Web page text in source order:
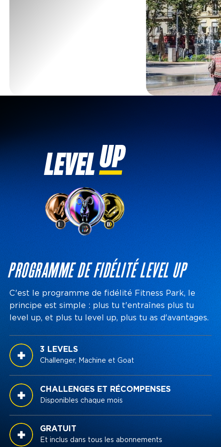
PROGRAMME DE FIDÉLITÉ LEVEL UP
C'est le programme de fidélité Fitness Park, le
principe est simple : plus tu t'entraînes plus tu
level up, et plus tu level up, plus tu as d'avantages.
3 LEVELS
Challenger, Machine et Goat
CHALLENGES ET RÉCOMPENSES
Disponibles chaque mois
GRATUIT
Et inclus dans tous les abonnements